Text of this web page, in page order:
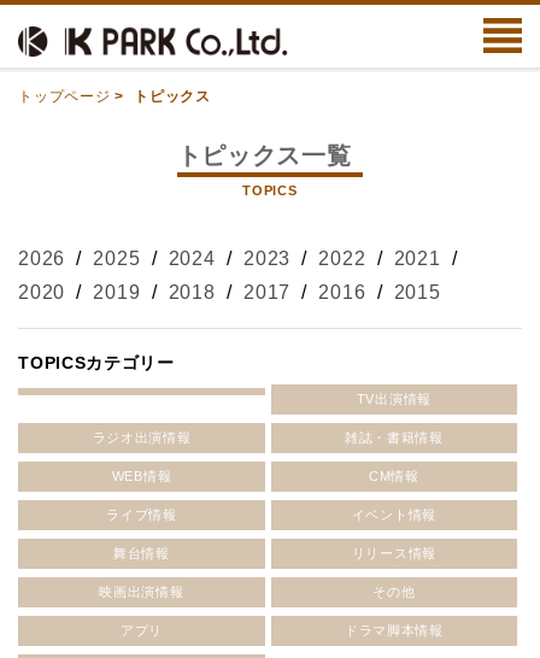
トップページ > トピックス
トピックス一覧
TOPICS
2026 / 2025 / 2024 / 2023 / 2022 / 2021 /
2020 / 2019 / 2018 / 2017 / 2016 / 2015
TOPICSカテゴリー
TV出演情報
ラジオ出演情報 雑誌・書籍情報
WEB情報 CM情報
ライブ情報 イベント情報
舞台情報 リリース情報
映画出演情報 その他
アプリ ドラマ脚本情報